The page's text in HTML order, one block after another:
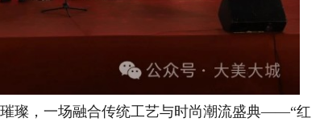
璨，一场融合传统工艺与时尚潮流盛典——“红